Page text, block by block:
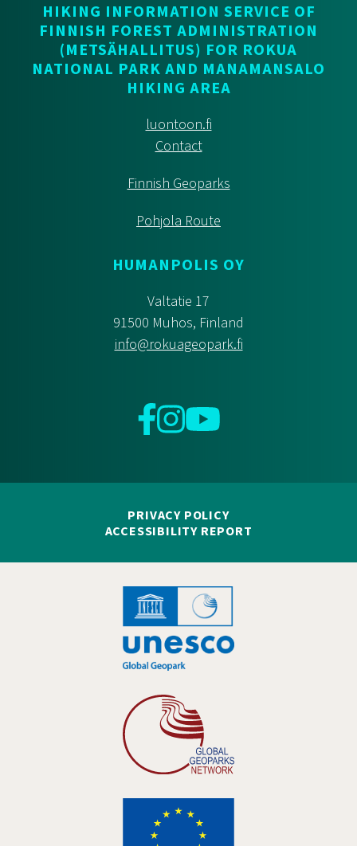
HIKING INFORMATION SERVICE OF
FINNISH FOREST ADMINISTRATION
(METSÄHALLITUS) FOR ROKUA
NATIONAL PARK AND MANAMANSALO
HIKING AREA
luontoon.fi
Contact
Finnish Geoparks
Pohjola Route
HUMANPOLIS OY
Valtatie 17
91500 Muhos, Finland
info@rokuageopark.fi
Facebook
InstagramYouTube
PRIVACY POLICY
ACCESSIBILITY REPORT
Hankelogo